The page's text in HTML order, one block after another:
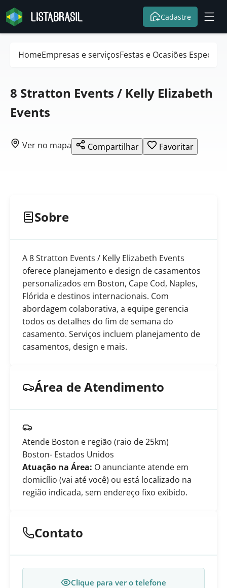
Cadastre
HomeEmpresas e serviçosFestas e Ocasiões Especiais
8 Stratton Events / Kelly Elizabeth
Events
Ver no mapa Compartilhar Favoritar
Sobre
A 8 Stratton Events / Kelly Elizabeth Events
oferece planejamento e design de casamentos
personalizados em Boston, Cape Cod, Naples,
Flórida e destinos internacionais. Com
abordagem colaborativa, a equipe gerencia
todos os detalhes do fim de semana do
casamento. Serviços incluem planejamento de
casamentos, design e mais.
Área de Atendimento
Atende Boston e região (raio de 25km)
Boston- Estados Unidos
Atuação na Área: O anunciante atende em
domicílio (vai até você) ou está localizado na
região indicada, sem endereço fixo exibido.
Contato
Clique para ver o telefone